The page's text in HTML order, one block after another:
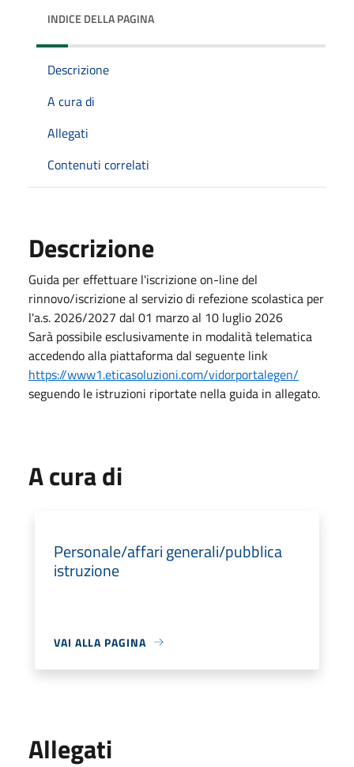
INDICE DELLA PAGINA
Descrizione
A cura di
Allegati
Contenuti correlati
Descrizione
Guida per effettuare l'iscrizione on-line del
rinnovo/iscrizione al servizio di refezione scolastica per
l'a.s. 2026/2027 dal 01 marzo al 10 luglio 2026
Sarà possibile esclusivamente in modalità telematica
accedendo alla piattaforma dal seguente link
https://www1.eticasoluzioni.com/vidorportalegen/
seguendo le istruzioni riportate nella guida in allegato.
A cura di
Personale/affari generali/pubblica
istruzione
VAI ALLA PAGINA
Allegati